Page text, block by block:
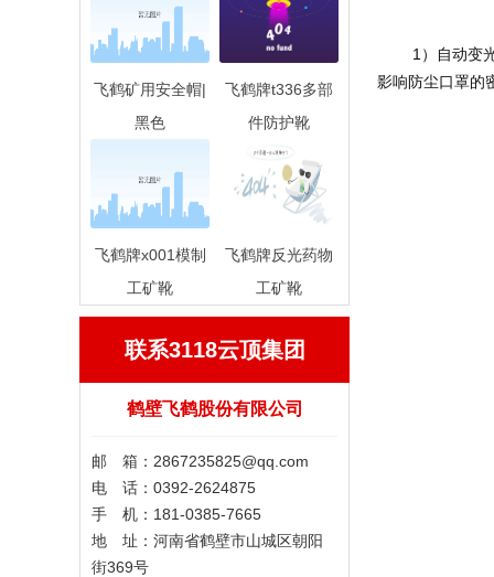
飞鹤矿用安全帽|
黑色
飞鹤牌t336多部
件防护靴
飞鹤牌x001模制
工矿靴
飞鹤牌反光药物
工矿靴
联系3118云顶集团
鹤壁飞鹤股份有限公司
邮 箱： 2867235825@qq.com
电 话：0392-2624875
手 机：181-0385-7665
地 址：河南省鹤壁市山城区朝阳
街369号
影响防尘口罩的